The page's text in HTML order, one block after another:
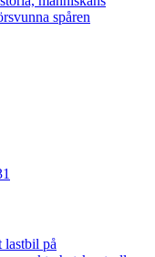
spåren
lastbil på